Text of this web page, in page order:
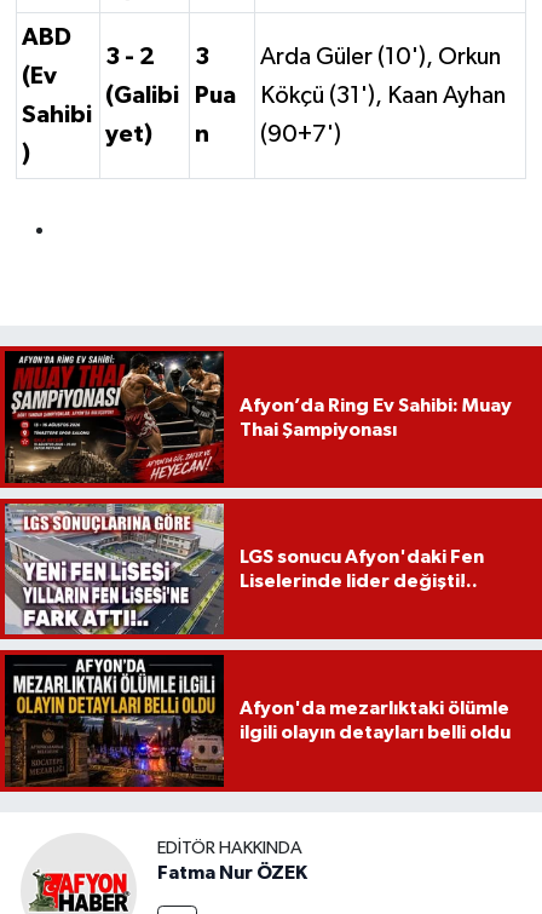
ABD
(Ev
Sahibi
)
3 - 2
(Galibi
yet)
3
Pua
n
Arda Güler (10'), Orkun
Kökçü (31'), Kaan Ayhan
(90+7')
Afyon’da Ring Ev Sahibi: Muay
Thai Şampiyonası
LGS sonucu Afyon'daki Fen
Liselerinde lider değişti!..
Afyon'da mezarlıktaki ölümle
ilgili olayın detayları belli oldu
EDITÖR HAKKINDA
Fatma Nur ÖZEK